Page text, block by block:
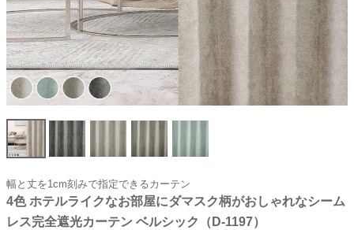
幅と丈を1cm刻みで指定できるカーテン
4色 ホテルライクなお部屋にダマスク柄がおしゃれなシーム
レス完全遮光カーテン ベルシック（D-1197）